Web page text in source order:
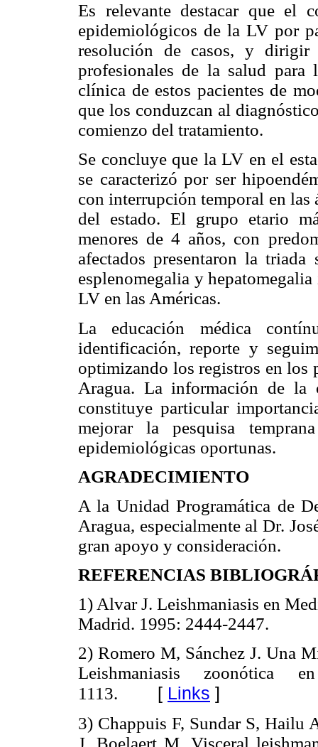
Es relevante destacar que el
epidemiológicos de la LV por
resolución de casos, y
profesionales de la salud para
clínica de estos pacientes de
que los conduzcan al
comienzo del tratamiento.
Se concluye que la LV en el
se caracterizó por ser
con interrupción temporal en las
del estado. El grupo etario
menores de 4 años, con
afectados presentaron la
esplenomegalia y
LV en las Américas.
La educación médica
identificación, reporte y
optimizando los registros en los
Aragua. La información de la
constituye particular
mejorar la pesquisa
epidemiológicas oportunas.
AGRADECIMIENTO
A la Unidad Programática de
Aragua, especialmente al Dr.
gran apoyo y consideración.
REFERENCIAS
1) Alvar J. Leishmaniasis en
Madrid. 1995: 2444-2447.
2) Romero M, Sánchez J. Una
Leishmaniasis zoonótica
1113. [ Links ]
3) Chappuis F, Sundar S, Hailu
J, Boelaert M. Visceral